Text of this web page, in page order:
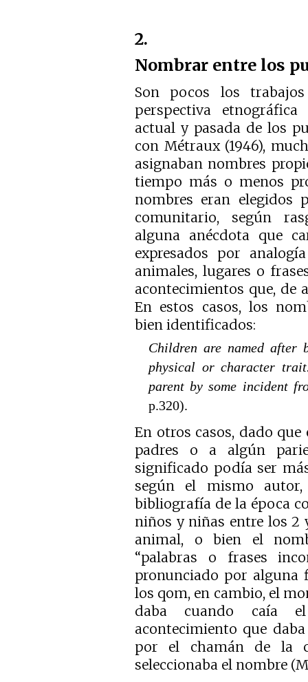
2.
Nombrar entre los
Son pocos los
perspectiva
actual y pasada de los
con Métraux (1946),
asignaban nombres
tiempo más o menos
nombres eran elegidos
comunitario, según
alguna anécdota que
expresados por
animales, lugares o
acontecimientos que, de
En estos casos, los
bien identificados:
Children are named after
physical or character
parent by some incident
p.320).
En otros casos, dado
padres o a algún
significado podía ser
según el mismo
bibliografía de la época
niños y niñas entre los 2
animal, o bien el
“palabras o frases
pronunciado por alguna
los qom, en cambio, el
daba cuando caía
acontecimiento que
por el chamán de la
seleccionaba el nombre